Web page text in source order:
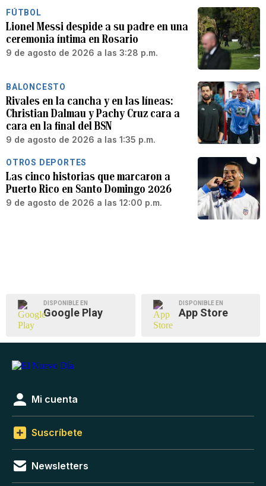
FÚTBOL
Lionel Messi despide a su padre en una
ceremonia íntima en Rosario
9 de agosto de 2026 a las 3:28 p.m.
BALONCESTO
Rivales en la cancha y en las líneas:
Christian Dalmau y Pachy Cruz cara a
cara en la final del BSN
9 de agosto de 2026 a las 1:35 p.m.
OTROS DEPORTES
Las cinco historias que marcaron a
Puerto Rico en Santo Domingo 2026
9 de agosto de 2026 a las 12:00 p.m.
DISPONIBLE EN
Google Play
DISPONIBLE EN
App Store
Mi cuenta
Suscríbete
Newsletters